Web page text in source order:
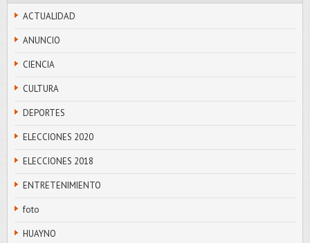
ACTUALIDAD
ANUNCIO
CIENCIA
CULTURA
DEPORTES
ELECCIONES 2020
ELECCIONES 2018
ENTRETENIMIENTO
foto
HUAYNO